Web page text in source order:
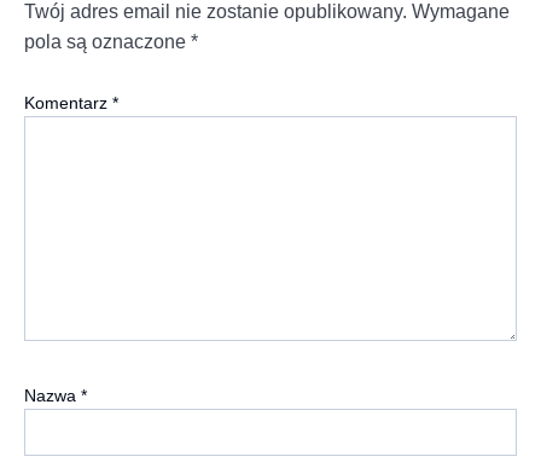
Twój adres email nie zostanie opublikowany. Wymagane
pola są oznaczone *
Komentarz *
Nazwa *